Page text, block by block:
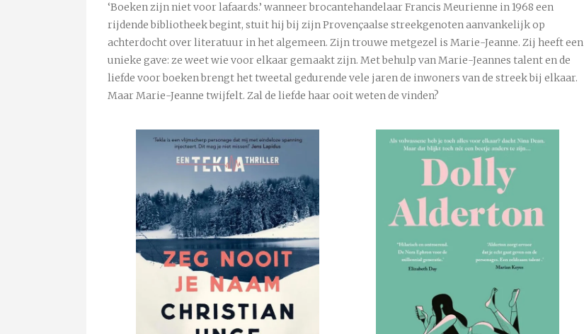
‘Boeken zijn niet voor lafaards.’ wanneer brocantehandelaar Francis Meurienne in 1968 een
rijdende bibliotheek begint, stuit hij bij zijn Provençaalse streekgenoten aanvankelijk op
achterdocht over literatuur in het algemeen. Zijn trouwe metgezel is Marie-Jeanne. Zij heeft een
unieke gave: ze weet wie voor elkaar gemaakt zijn. Met behulp van Marie-Jeannes talent en de
liefde voor boeken brengt het tweetal gedurende vele jaren de inwoners van de streek bij elkaar.
Maar Marie-Jeanne twijfelt. Zal de liefde haar ooit weten de vinden?